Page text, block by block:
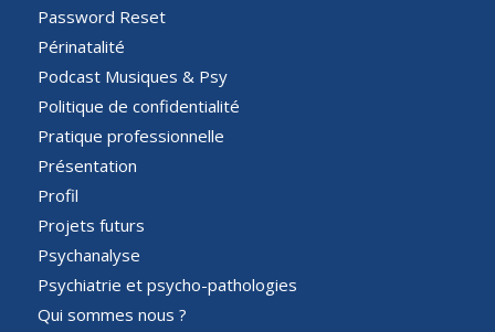
Password Reset
Périnatalité
Podcast Musiques & Psy
Politique de confidentialité
Pratique professionnelle
Présentation
Profil
Projets futurs
Psychanalyse
Psychiatrie et psycho-pathologies
Qui sommes nous ?